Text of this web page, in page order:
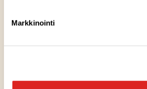
Markkinointi